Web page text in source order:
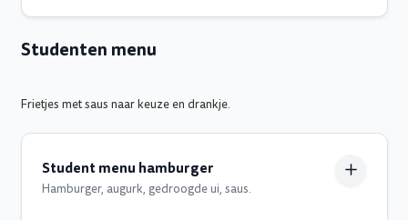
Studenten menu
Frietjes met saus naar keuze en drankje.
Student menu hamburger
Hamburger, augurk, gedroogde ui, saus.